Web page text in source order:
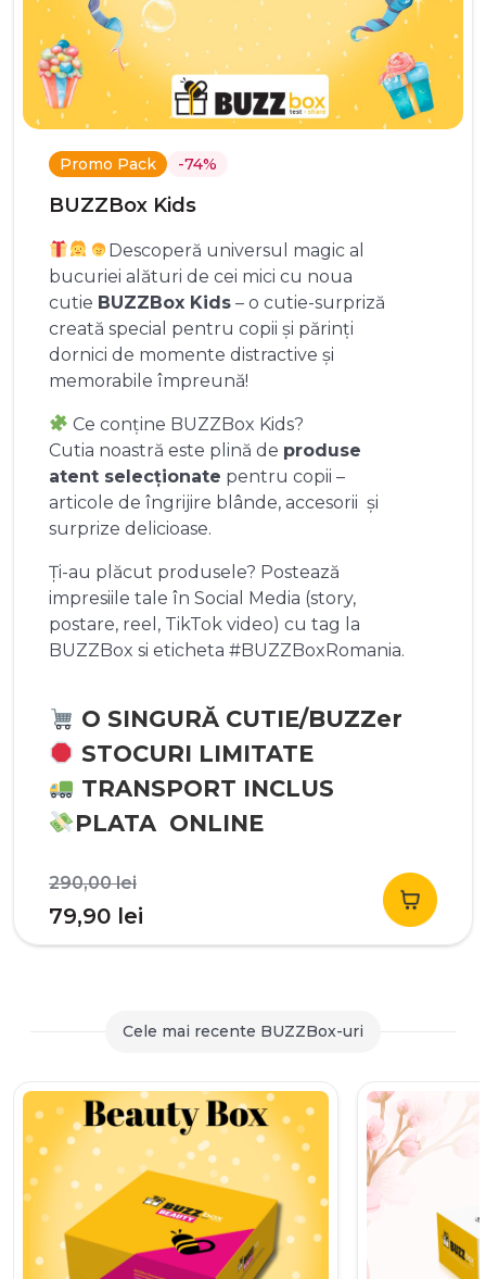
Promo Pack -74%
BUZZBox Kids
Descoperă universul magic al
bucuriei alături de cei mici cu noua
cutie BUZZBox Kids – o cutie-surpriză
creată special pentru copii și părinți
dornici de momente distractive și
memorabile împreună!
Ce conține BUZZBox Kids?
Cutia noastră este plină de produse
atent selecționate pentru copii –
articole de îngrijire blânde, accesorii și
surprize delicioase.
Ți-au plăcut produsele? Postează
impresiile tale în Social Media (story,
postare, reel, TikTok video) cu tag la
BUZZBox si eticheta #BUZZBoxRomania.
O SINGURĂ CUTIE/BUZZer
STOCURI LIMITATE
TRANSPORT INCLUS
PLATA ONLINE
290,00leiPrețul
inițial
a
290,00 lei.
79,90 lei
curent
79,90 lei.
Cele mai recente BUZZBox-uri